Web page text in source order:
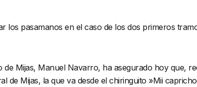
los pasamanos en el caso de los dos primeros
Mijas, Manuel Navarro, ha asegurado hoy que,
Mijas, la que va desde el chiringuito »Mii